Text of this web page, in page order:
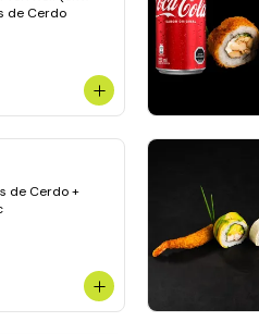
de Cerdo
de Cerdo +